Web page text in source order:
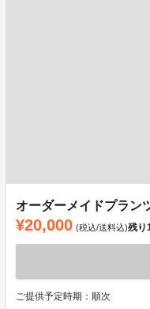
オーダーメイドプラン
¥20,000 (税込/送料込)残り
ご提供予定時期：順次